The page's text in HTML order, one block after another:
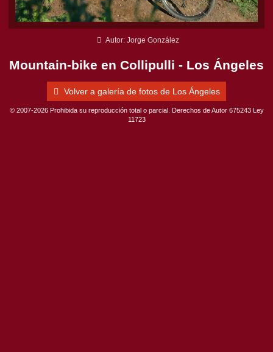
Autor: Jorge González
Mountain-bike en Collipulli - Los Ángeles
Volver a galería de fotos de Los Ángeles
© 2007-2026 Prohibida su reproducción total o parcial. Derechos de Autor 675243 Ley
11723